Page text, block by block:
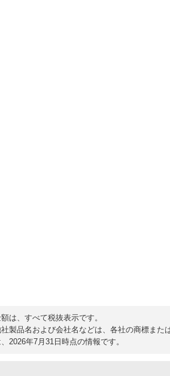
は、すべて税抜表示です。
製品名および会社名などは、各社の商標また
2026年7月31日時点の情報です。